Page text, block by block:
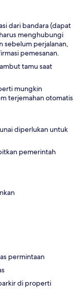
dari bandara (dapat
menghubungi
sebelum perjalanan,
pemesanan.
tamu saat
mungkin
terjemahan otomatis
diperlukan untuk
pemerintah
permintaan
di properti